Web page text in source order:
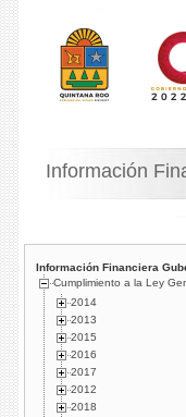
Información
Información Financiera
Cumplimiento a la Ley
2014
2013
2015
2016
2017
2012
2018